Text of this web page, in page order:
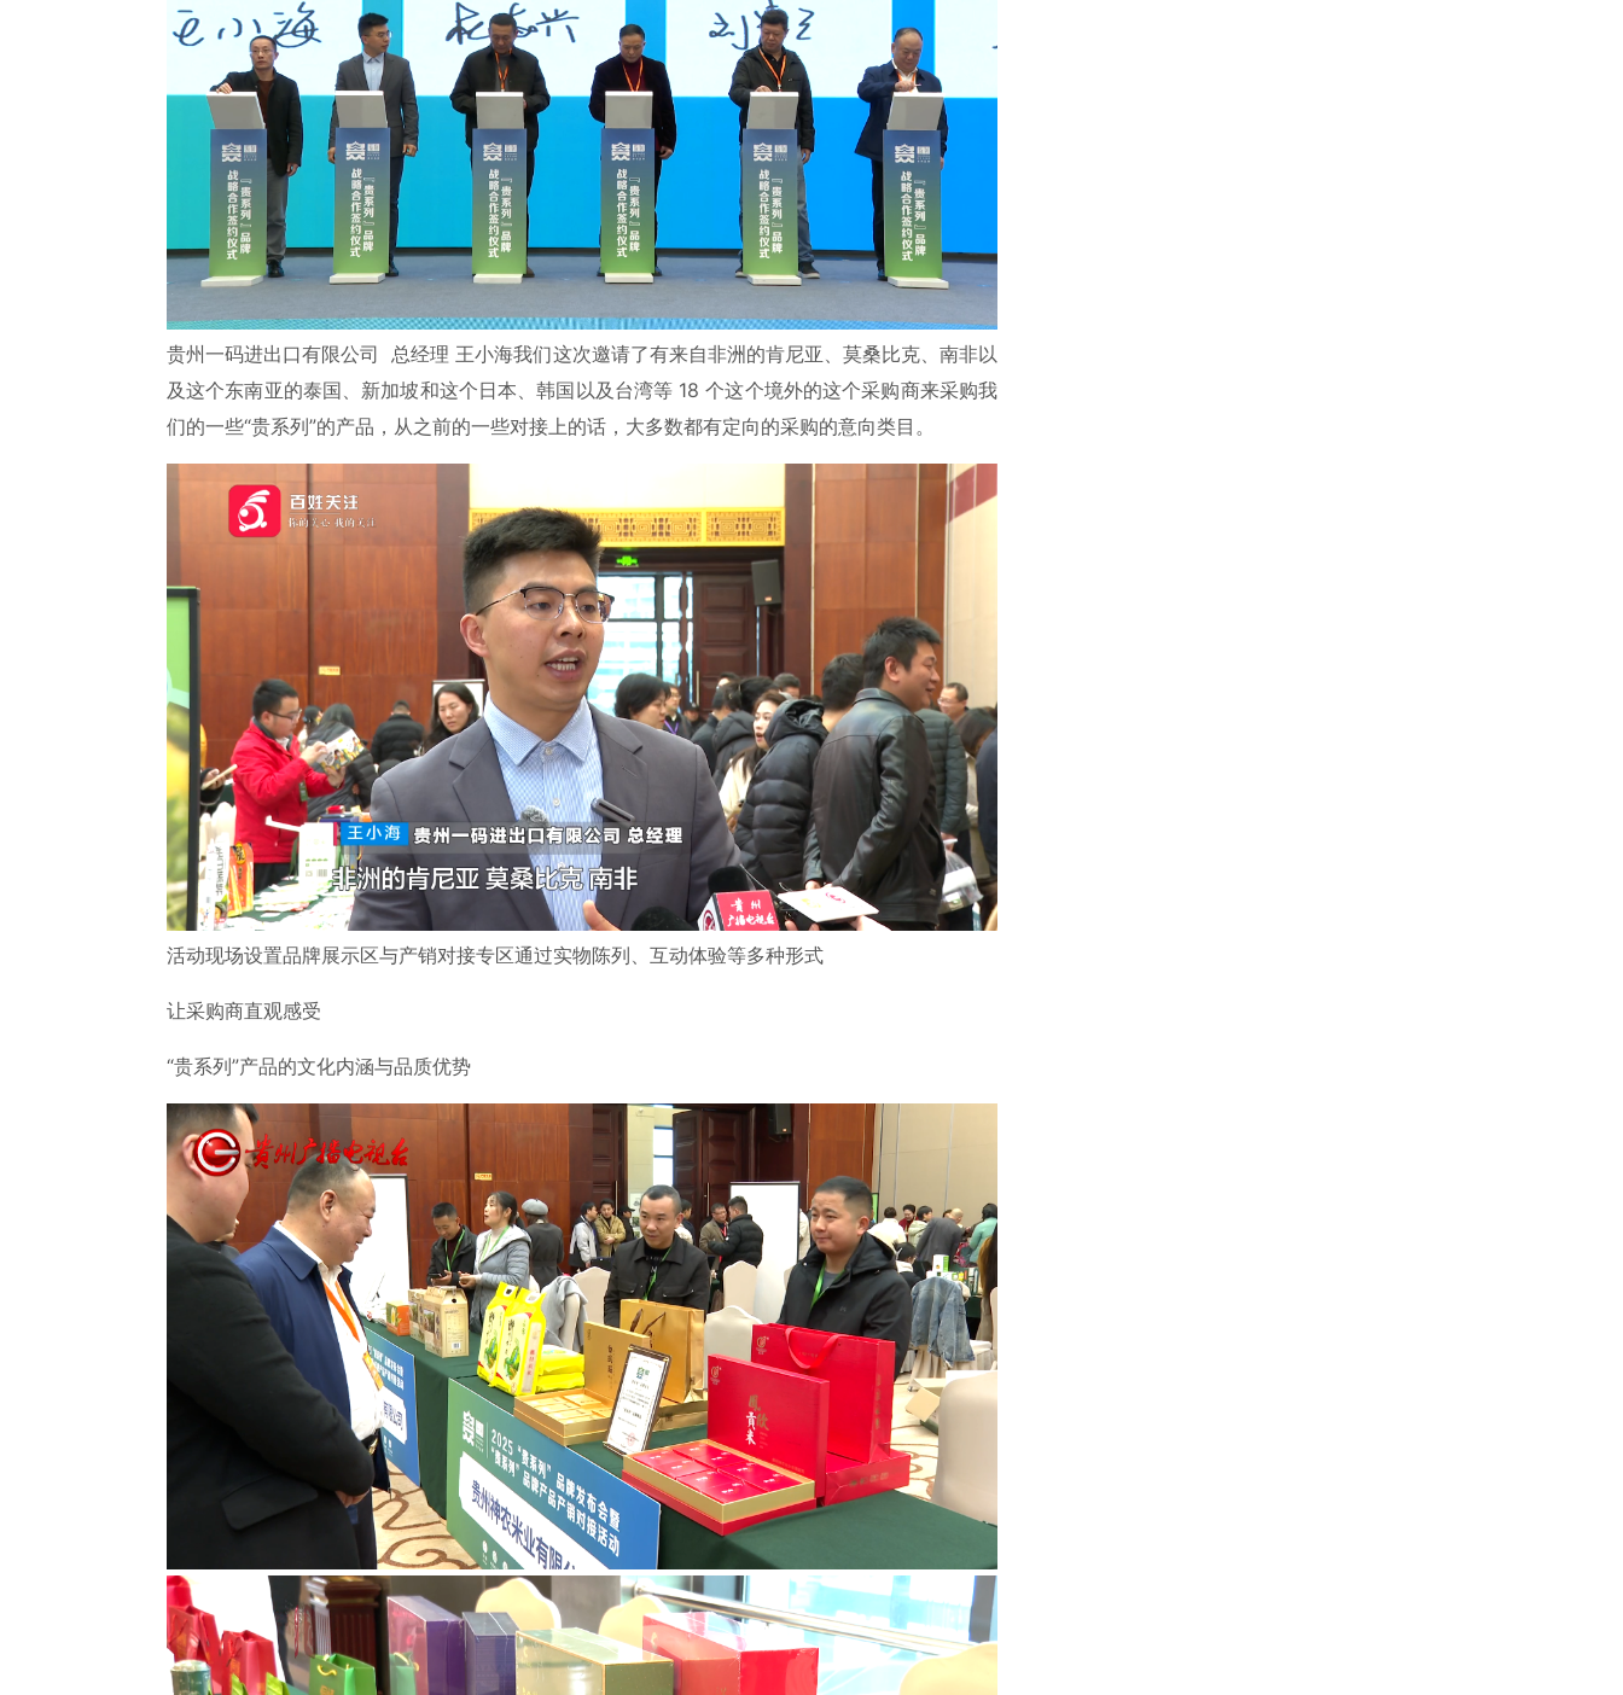
贵州一码进出口有限公司 总经理 王小海我们这次邀请了有来自非洲的肯尼亚、莫桑比克、南非以
及这个东南亚的泰国、新加坡和这个日本、韩国以及台湾等 18 个这个境外的这个采购商来采购我
们的一些“贵系列”的产品，从之前的一些对接上的话，大多数都有定向的采购的意向类目。
活动现场设置品牌展示区与产销对接专区通过实物陈列、互动体验等多种形式
让采购商直观感受
“贵系列”产品的文化内涵与品质优势